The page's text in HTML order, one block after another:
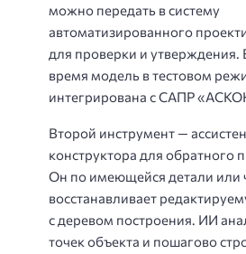
можно передать в систему
автоматизированного
для проверки и утверждения.
время модель в тестовом
интегрирована с САПР
Второй инструмент —
конструктора для обратного
Он по имеющейся детали или
восстанавливает
с деревом построения. ИИ
точек объекта и пошагово